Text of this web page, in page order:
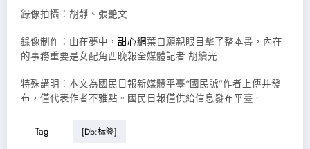
錄像拍攝：胡靜、張艷文
錄像制作：山在夢中， 甜心網葉自願親眼目擊了整本書，內在
的事務重要是女配角西晚報全媒體記者 胡續光
特殊講明：本文為國民日報新媒體平臺“國民號”作者上傳并發
布，僅代表作者不雅點。國民日報僅供給信息發布平臺。
Tag [db:标签]